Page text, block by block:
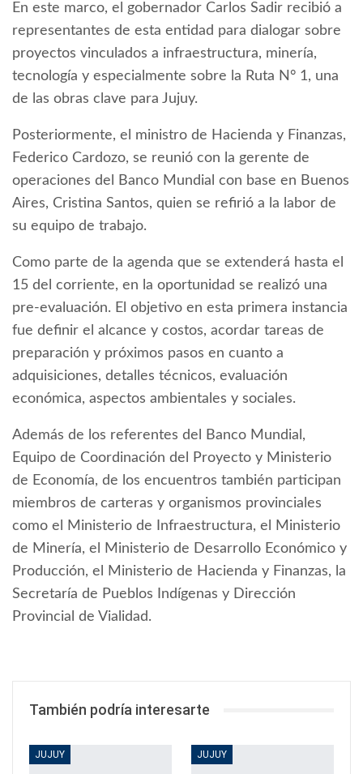
En este marco, el gobernador Carlos Sadir recibió a
representantes de esta entidad para dialogar sobre
proyectos vinculados a infraestructura, minería,
tecnología y especialmente sobre la Ruta N° 1, una
de las obras clave para Jujuy.
Posteriormente, el ministro de Hacienda y Finanzas,
Federico Cardozo, se reunió con la gerente de
operaciones del Banco Mundial con base en Buenos
Aires, Cristina Santos, quien se refirió a la labor de
su equipo de trabajo.
Como parte de la agenda que se extenderá hasta el
15 del corriente, en la oportunidad se realizó una
pre-evaluación. El objetivo en esta primera instancia
fue definir el alcance y costos, acordar tareas de
preparación y próximos pasos en cuanto a
adquisiciones, detalles técnicos, evaluación
económica, aspectos ambientales y sociales.
Además de los referentes del Banco Mundial,
Equipo de Coordinación del Proyecto y Ministerio
de Economía, de los encuentros también participan
miembros de carteras y organismos provinciales
como el Ministerio de Infraestructura, el Ministerio
de Minería, el Ministerio de Desarrollo Económico y
Producción, el Ministerio de Hacienda y Finanzas, la
Secretaría de Pueblos Indígenas y Dirección
Provincial de Vialidad.
También podría interesarte
JUJUY JUJUY